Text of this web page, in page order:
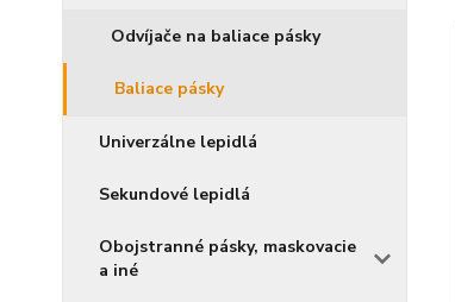
Odvíjače na baliace pásky
Baliace pásky
Univerzálne lepidlá
Sekundové lepidlá
Obojstranné pásky, maskovacie
a iné